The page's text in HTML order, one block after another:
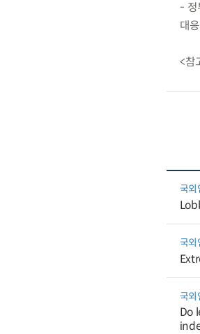
- 정
대
<참
국외
국외
국외
Do